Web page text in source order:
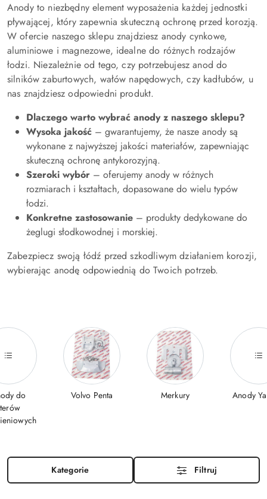
Anody to niezbędny element wyposażenia każdej jednostki
pływającej, który zapewnia skuteczną ochronę przed korozją.
W ofercie naszego sklepu znajdziesz anody cynkowe,
aluminiowe i magnezowe, idealne do różnych rodzajów
łodzi. Niezależnie od tego, czy potrzebujesz anod do
silników zaburtowych, wałów napędowych, czy kadłubów, u
nas znajdziesz odpowiedni produkt.
Dlaczego warto wybrać anody z naszego sklepu?
Wysoka jakość – gwarantujemy, że nasze anody są
wykonane z najwyższej jakości materiałów, zapewniając
skuteczną ochronę antykorozyjną.
Szeroki wybór – oferujemy anody w różnych
rozmiarach i kształtach, dopasowane do wielu typów
łodzi.
Konkretne zastosowanie – produkty dedykowane do
żeglugi słodkowodnej i morskiej.
Zabezpiecz swoją łódź przed szkodliwym działaniem korozji,
wybierając anodę odpowiednią do Twoich potrzeb.
do
Volvo Penta Merkury Anody
Kategorie Filtruj